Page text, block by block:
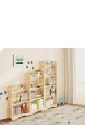
polypropylene
a secure